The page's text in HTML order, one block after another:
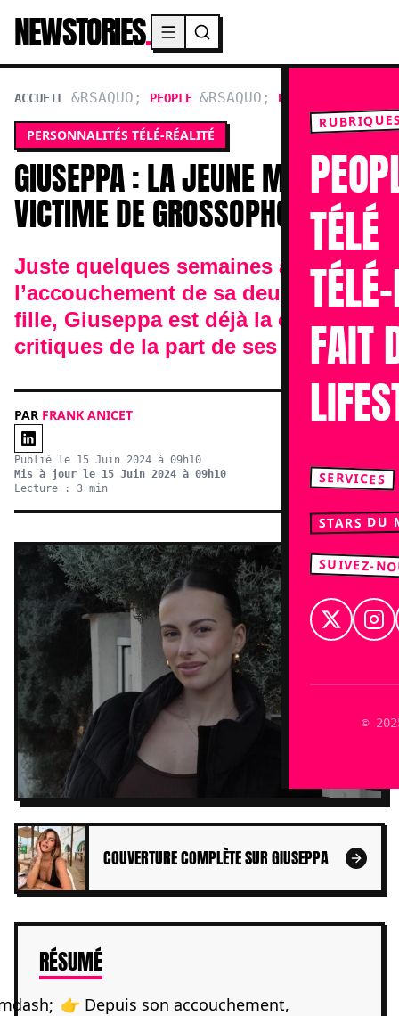
NEWSTORIES.
TÉLÉ
FAIT
SERVICES
STARS DU
SUIVEZ-
©
ACCUEIL PEOPLE PERSONNALITÉS
PERSONNALITÉS TÉLÉ-RÉALITÉ
GIUSEPPA : LA JEUNE MAMAN
VICTIME DE GROSSOPHOBIE
Juste quelques semaines après
l’accouchement de sa deuxième
fille, Giuseppa est déjà la cible des
critiques de la part de ses haters.
PAR FRANK ANICET
Publié le 15 Juin 2024 à 09h10
Mis à jour le 15 Juin 2024 à 09h10
Lecture : 3 min
COUVERTURE COMPLÈTE SUR GIUSEPPA
RÉSUMÉDE L'ARTICLE
👉 Depuis son accouchement,